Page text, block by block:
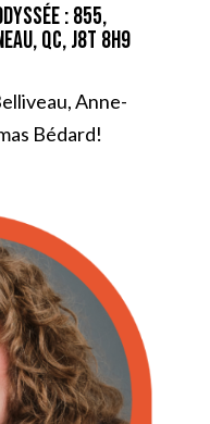
: 855,
QC, J8T 8H9
Anne-
Bédard!